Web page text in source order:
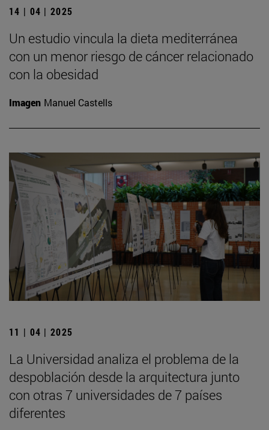
14 | 04 | 2025
Un estudio vincula la dieta mediterránea
con un menor riesgo de cáncer relacionado
con la obesidad
Imagen Manuel Castells
11 | 04 | 2025
La Universidad analiza el problema de la
despoblación desde la arquitectura junto
con otras 7 universidades de 7 países
diferentes